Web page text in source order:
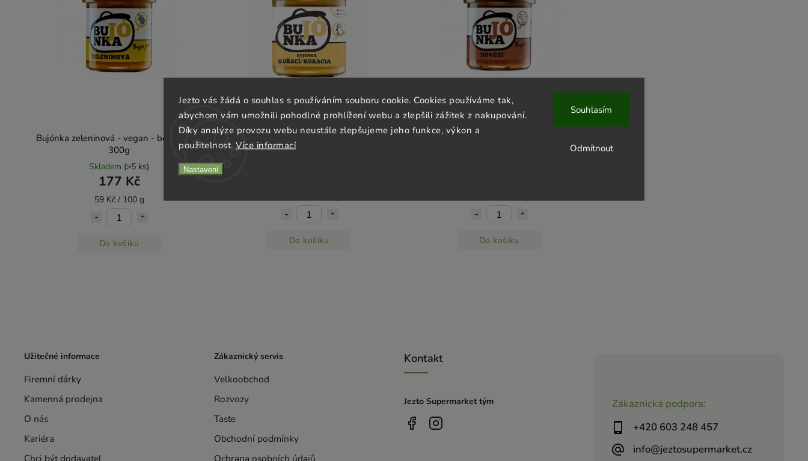
Jezto vás žádá o souhlas s používáním souboru cookie. Cookies používáme tak,
abychom vám umožnili pohodlné prohlížení webu a zlepšili zážitek z nakupování.
Díky analýze provozu webu neustále zlepšujeme jeho funkce, výkon a
použitelnost. Více informací
Nastavení
Odmítnout
Souhlasím
Bujónka zeleninová - vegan - bez lepku -
300g
Skladem (>5 ks)
177 Kč
59 Kč / 100 g
Do košíku
Bujónka kuřecí - bez lepku - 300g
Do košíku
Bujónka hovězí - bez lepku - 300g
Do košíku
Zákaznická podpora:
+420 603 248 457
info@jeztosupermarket.cz
Užitečné informace
Firemní dárky
Kamenná prodejna
O nás
Kariéra
Chci být dodavatel
Zákaznický servis
Velkoobchod
Rozvozy
Taste
Obchodní podmínky
Ochrana osobních údajů
Kontakt
Jezto Supermarket tým